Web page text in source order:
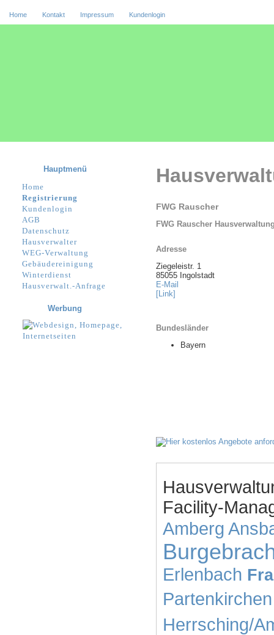
Home Kontakt Impressum Kundenlogin
FWG Rauscher
FWG Rauscher
Adresse
Ziegeleistr. 1
85055 Ingolstadt
E-Mail
[Link]
Bundesländer
Bayern
Facility-
Amberg
Erlenbach
Partenkirchen
Herrsching/
Hauptmenü
Home
Registrierung
Kundenlogin
AGB
Datenschutz
Hausverwalter
WEG-Verwaltung
Gebäudereinigung
Winterdienst
Hausverwalt.-Anfrage
Werbung